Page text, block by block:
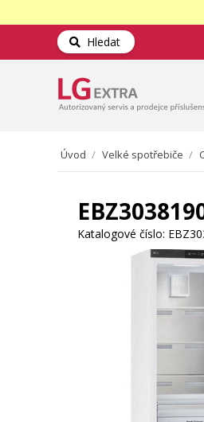
Hledat
Úvod / Velké spotřebiče /
Katalogové číslo: